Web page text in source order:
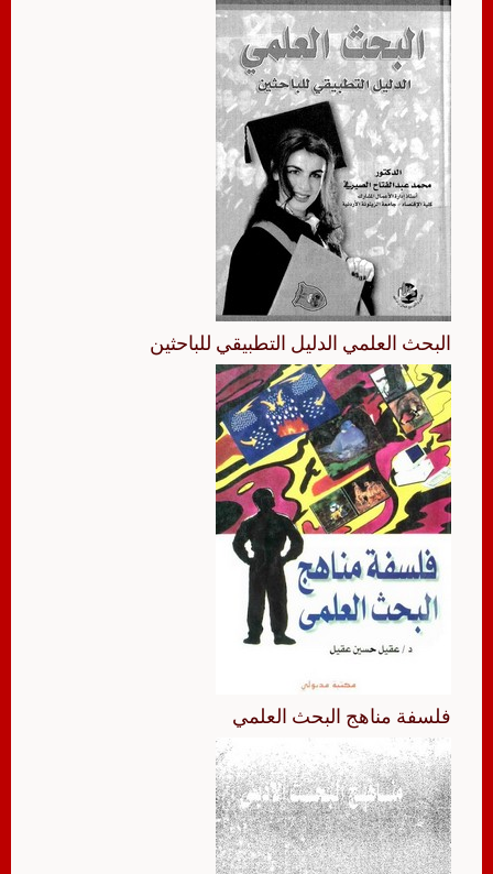
البحث العلمي الدليل التطبيقي للباحثين
فلسفة مناهج البحث العلمي